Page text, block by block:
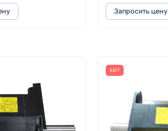
Запросить цену
ХИТ